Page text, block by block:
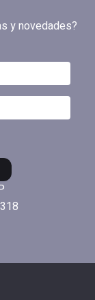
y novedades?